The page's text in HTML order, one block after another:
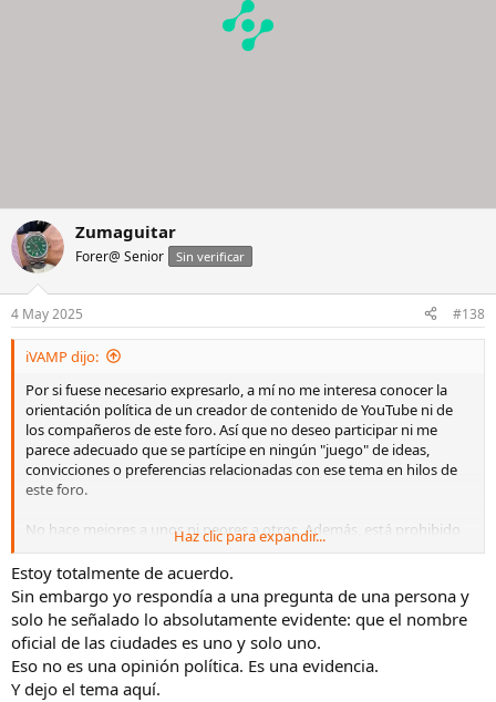
Zumaguitar
Forer@ Senior Sin verificar
4 May 2025 #138
iVAMP dijo:
Por si fuese necesario expresarlo, a mí no me interesa conocer la
orientación política de un creador de contenido de YouTube ni de
los compañeros de este foro. Así que no deseo participar ni me
parece adecuado que se partícipe en ningún "juego" de ideas,
convicciones o preferencias relacionadas con ese tema en hilos de
este foro.
No hace mejores a unos ni peores a otros. Además, está prohibido
en RE.
Haz clic para expandir...
Estoy totalmente de acuerdo.
Sin embargo yo respondía a una pregunta de una persona y
solo he señalado lo absolutamente evidente: que el nombre
oficial de las ciudades es uno y solo uno.
Eso no es una opinión política. Es una evidencia.
Y dejo el tema aquí.